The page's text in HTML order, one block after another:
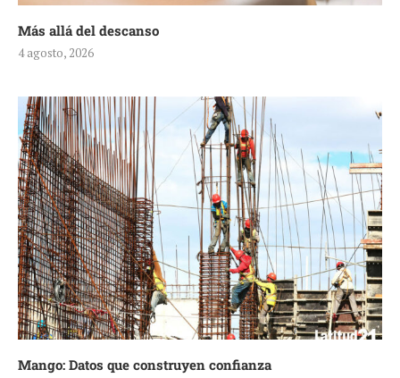
Más allá del descanso
4 agosto, 2026
Mango: Datos que construyen confianza